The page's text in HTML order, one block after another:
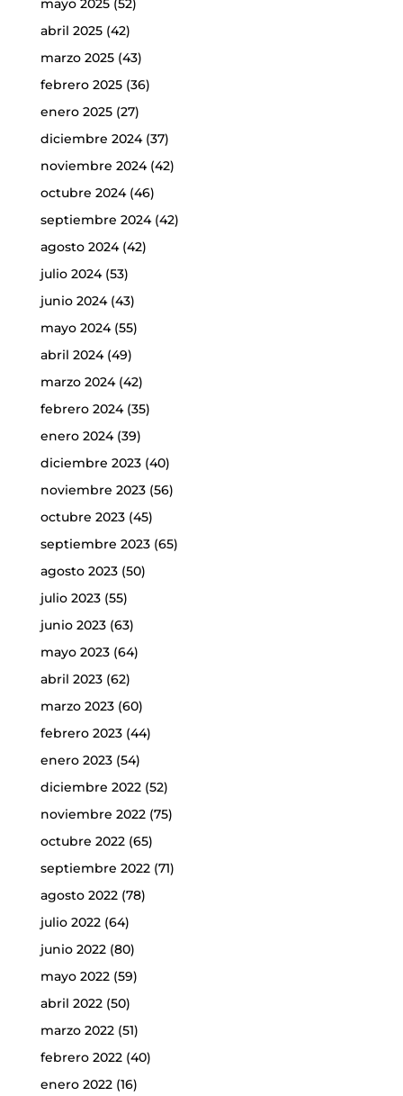
mayo 2025(52)
abril 2025(42)
marzo 2025(43)
febrero 2025(36)
enero 2025(27)
diciembre 2024(37)
noviembre 2024(42)
octubre 2024(46)
septiembre 2024(42)
agosto 2024(42)
julio 2024(53)
junio 2024(43)
mayo 2024(55)
abril 2024(49)
marzo 2024(42)
febrero 2024(35)
enero 2024(39)
diciembre 2023(40)
noviembre 2023(56)
octubre 2023(45)
septiembre 2023(65)
agosto 2023(50)
julio 2023(55)
junio 2023(63)
mayo 2023(64)
abril 2023(62)
marzo 2023(60)
febrero 2023(44)
enero 2023(54)
diciembre 2022(52)
noviembre 2022(75)
octubre 2022(65)
septiembre 2022(71)
agosto 2022(78)
julio 2022(64)
junio 2022(80)
mayo 2022(59)
abril 2022(50)
marzo 2022(51)
febrero 2022(40)
enero 2022(16)